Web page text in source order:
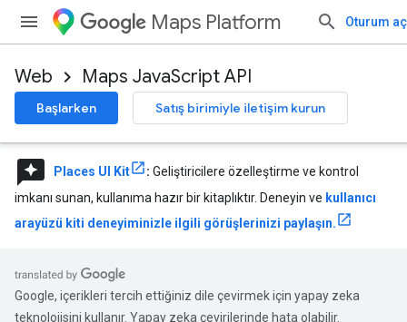
Maps Platform Oturum aç
Web Maps JavaScript API
Başlarken Satış birimiyle iletişim kurun
reviews Places UI Kit : Geliştiricilere özelleştirme ve kontrol
imkanı sunan, kullanıma hazır bir kitaplıktır. Deneyin ve kullanıcı
arayüzü kiti deneyiminizle ilgili görüşlerinizi paylaşın.
Google, içerikleri tercih ettiğiniz dile çevirmek için yapay zeka
teknolojisini kullanır. Yapay zeka çevirilerinde hata olabilir.